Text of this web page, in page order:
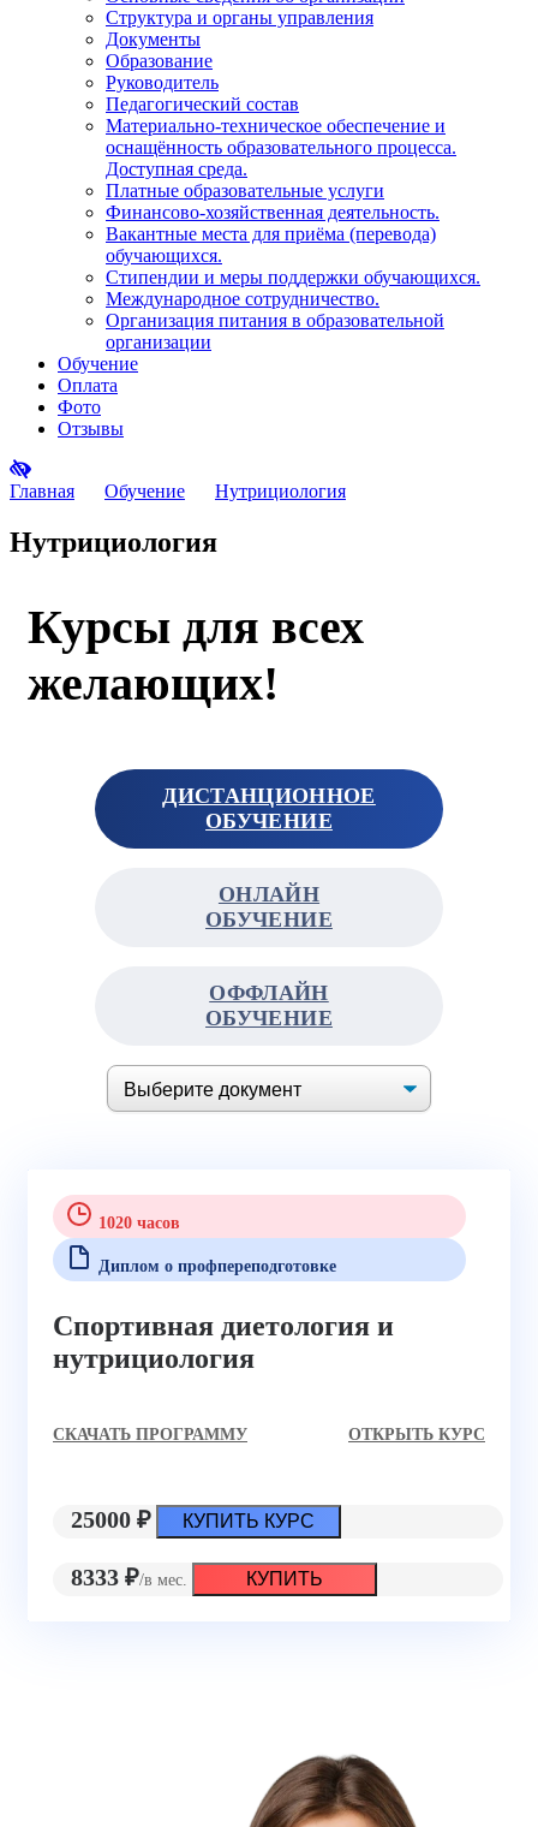
Структура и органы управления
Документы
Образование
Руководитель
Педагогический состав
Материально-техническое обеспечение и
оснащённость образовательного процесса.
Доступная среда.
Платные образовательные услуги
Финансово-хозяйственная деятельность.
Вакантные места для приёма (перевода)
обучающихся.
Стипендии и меры поддержки обучающихся.
Международное сотрудничество.
Организация питания в образовательной
организации
Обучение
Оплата
Фото
Отзывы
Главная Обучение Нутрициология
Нутрициология
Курсы для всех
желающих!
ДИСТАНЦИОННОЕ
ОБУЧЕНИЕ
ОНЛАЙН
ОБУЧЕНИЕ
ОФФЛАЙН
ОБУЧЕНИЕ
1020 часов
Диплом о профпереподготовке
Спортивная диетология и
нутрициология
CКАЧАТЬ ПРОГРАММУ ОТКРЫТЬ КУРС
25000 ₽ КУПИТЬ КУРС
8333 ₽/в мес. КУПИТЬ